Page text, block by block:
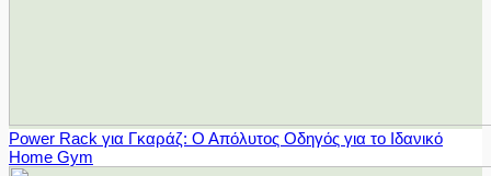
Power Rack για Γκαράζ: Ο Απόλυτος Οδηγός για το Ιδανικό
Home Gym